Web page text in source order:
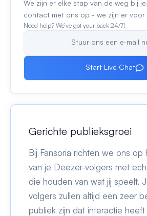
We zijn er elke stap van de weg bij
contact met ons op - we zijn er voor
Need help? We’ve got your back 24/7!
Stuur ons een e‑mail
Start Live Chat
Gerichte publieksgroei
Bij Fansoria richten we ons op
van je Deezer-volgers met
die houden van wat jij speelt.
volgers zullen altijd een zeer
publiek zijn dat interactie